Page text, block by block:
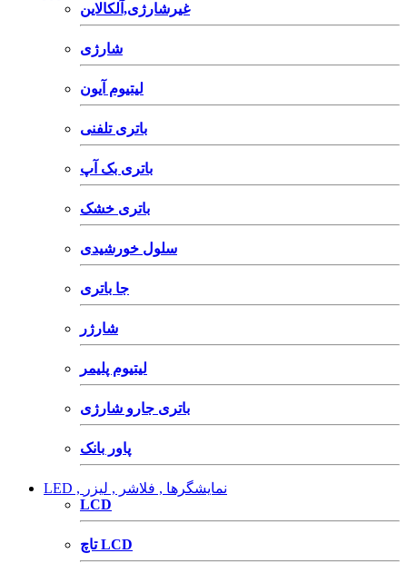
غیرشارژی,آلکالاین
شارژی
لیتیوم آیون
باتری تلفنی
باتری بک آپ
باتری خشک
سلول خورشیدی
جا باتری
شارژر
لیتیوم پلیمر
باتری جارو شارژی
پاور بانک
LED , نمایشگرها , فلاشر , لیزر
LCD
تاچ LCD